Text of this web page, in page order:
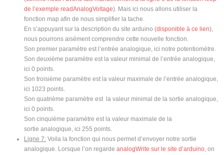
de l’exemple readAnalogVoltage). Mais ici nous allons utiliser la
fonction map afin de nous simplifier la tache.
En s’appuyant sur la description du site arduino (disponible à ce lien),
nous pourrons aisément comprendre cette nouvelle fonction.
Son premier paramètre est l’entrée analogique, ici notre potentiomètre.
Son deuxième paramètre est la valeur minimal de l’entrée analogique,
ici 0 points.
Son troisième paramètre est la valeur maximale de l’entrée analogique,
ici 1023 points.
Son quatrième paramètre est la valeur minimal de la sortie analogique,
ici 0 points.
Son cinquième paramètre est la valeur maximale de la
sortie analogique, ici 255 points.
Ligne 7: Voila la fonction qui nous permet d’envoyer notre sortie
analogique. Lorsque l’on regarde analogWrite sur le site d’arduino, on